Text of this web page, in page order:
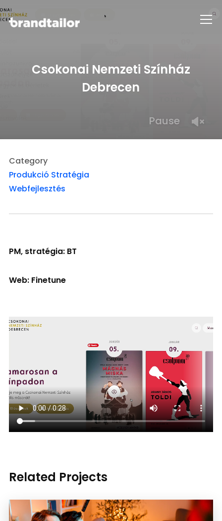
Info
Csokonai Nemzeti Színház
Debrecen
Pause
Category
Produkció Stratégia
Webfejlesztés
PM, stratégia: BT
Web: Finetune
Related Projects